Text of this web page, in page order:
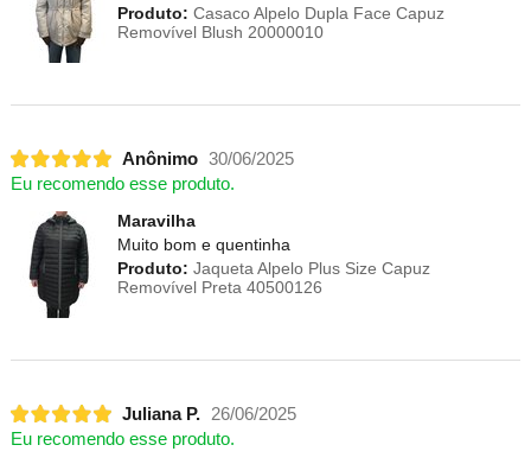
Produto: Casaco Alpelo Dupla Face Capuz
Removível Blush 20000010
Anônimo 30/06/2025
Eu recomendo esse produto.
Maravilha
Muito bom e quentinha
Produto: Jaqueta Alpelo Plus Size Capuz
Removível Preta 40500126
Juliana P.
26/06/2025
Eu recomendo esse produto.